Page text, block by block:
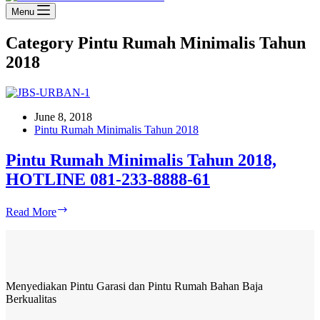
Menu
Category Pintu Rumah Minimalis Tahun
2018
June 8, 2018
Pintu Rumah Minimalis Tahun 2018
Pintu Rumah Minimalis Tahun 2018,
HOTLINE 081-233-8888-61
Read More
081-
Menyediakan Pintu Garasi dan Pintu Rumah Bahan Baja
Berkualitas